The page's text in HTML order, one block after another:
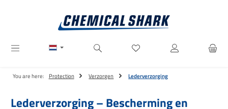
Je hebt 0 items op je
You are here: Protection Verzorgen Lederverzorging
Lederverzorging – Bescherming en